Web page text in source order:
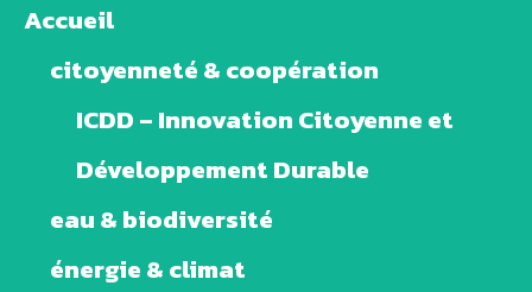
Accueil
citoyenneté & coopération
ICDD – Innovation Citoyenne et
Développement Durable
eau & biodiversité
énergie & climat